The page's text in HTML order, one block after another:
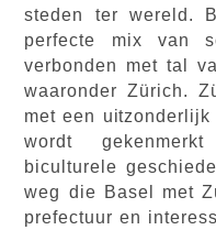
steden ter wereld.
perfecte mix van
verbonden met tal
waaronder Zürich.
met een
wordt
biculturele
weg die Basel met
prefectuur en